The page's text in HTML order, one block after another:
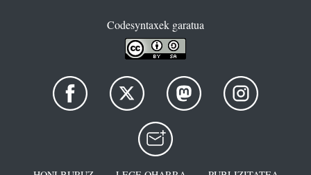
Codesyntaxek garatua